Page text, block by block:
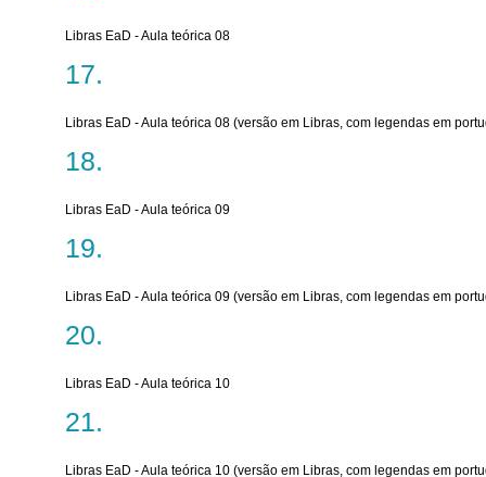
Libras EaD - Aula teórica 08
Libras EaD - Aula teórica 08 (versão em Libras, com legendas em
Libras EaD - Aula teórica 09
Libras EaD - Aula teórica 09 (versão em Libras, com legendas em
Libras EaD - Aula teórica 10
Libras EaD - Aula teórica 10 (versão em Libras, com legendas em